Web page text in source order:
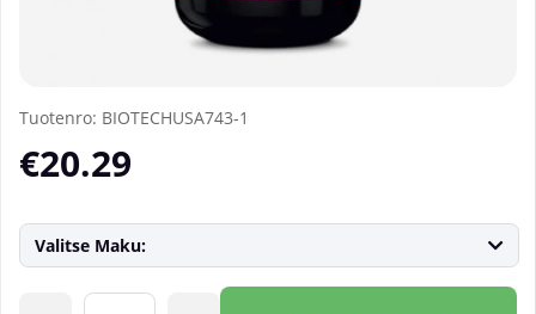
Tuotenro: BIOTECHUSA743-1
€20.29
Valitse Maku: